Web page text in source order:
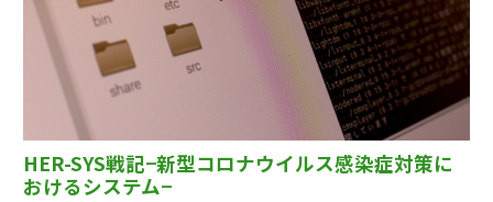
HER-SYS戦記−新型コロナウイルス感染症対策に
おけるシステム−